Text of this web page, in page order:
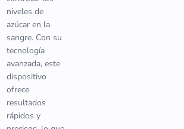
niveles de
azúcar en la
sangre. Con su
tecnología
avanzada, este
dispositivo
ofrece
resultados
rápidos y